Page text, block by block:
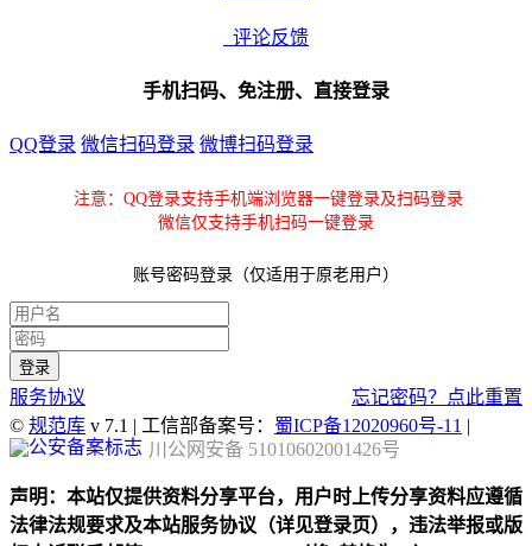
评论反馈
手机扫码、免注册、直接登录
QQ登录 微信扫码登录 微博扫码登录
注意：QQ登录支持手机端浏览器一键登录及扫码登录
微信仅支持手机扫码一键登录
账号密码登录（仅适用于原老用户）
服务协议
忘记密码？点此重置
© 规范库 v 7.1 | 工信部备案号： 蜀ICP备12020960号-11 |
川公网安备 51010602001426号
声明：本站仅提供资料分享平台，用户时上传分享资料应遵循
法律法规要求及本站服务协议（详见登录页），违法举报或版